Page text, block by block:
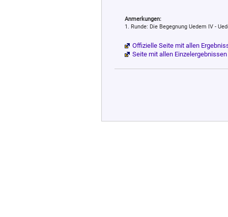
Anmerkungen:
1. Runde: Die Begegnung Uedem IV -
Offizielle Seite mit allen
Seite mit allen